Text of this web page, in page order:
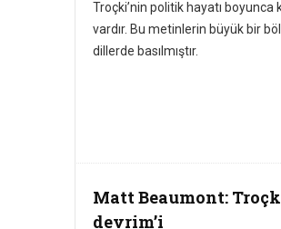
Troçki’nin politik hayatı boyunca
vardır. Bu metinlerin büyük bir
dillerde basılmıştır.
Matt Beaumont:
devrim’i